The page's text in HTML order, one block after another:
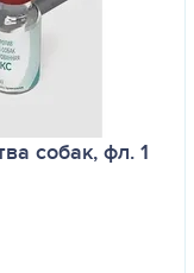
собак, фл. 1